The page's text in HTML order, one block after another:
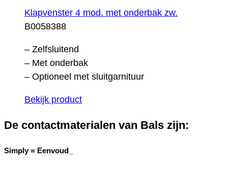
Klapvenster 4 mod. met onderbak zw.
B0058388
– Zelfsluitend
– Met onderbak
– Optioneel met sluitgarnituur
Bekijk product
De contactmaterialen van Bals zijn:
Simply = Eenvoud_